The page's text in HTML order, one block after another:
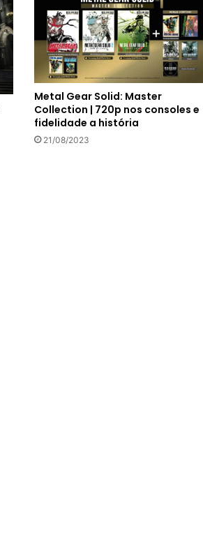
Metal Gear Solid: Master
Collection | 720p nos consoles e
fidelidade a história
21/08/2023